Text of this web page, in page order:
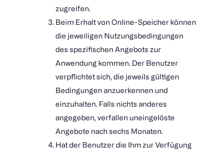
zugreifen.
Beim Erhalt von Online-Speicher können
die jeweiligen Nutzungsbedingungen
des spezifischen Angebots zur
Anwendung kommen. Der Benutzer
verpflichtet sich, die jeweils gültigen
Bedingungen anzuerkennen und
einzuhalten. Falls nichts anderes
angegeben, verfallen uneingelöste
Angebote nach sechs Monaten.
Hat der Benutzer die Ihm zur Verfügung